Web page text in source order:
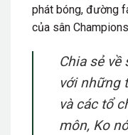
phát bóng, đường
của sân
Chia sẻ
với những
và các tổ
môn, Ko